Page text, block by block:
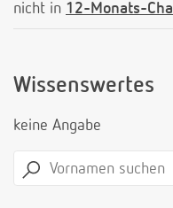
nicht in 12-Monats-
Wissenswertes
keine Angabe